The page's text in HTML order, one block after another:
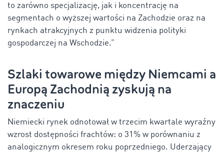
to zarówno specjalizację, jak i koncentrację na
segmentach o wyższej wartości na Zachodzie oraz na
rynkach atrakcyjnych z punktu widzenia polityki
gospodarczej na Wschodzie.”
Szlaki towarowe między Niemcami a
Europą Zachodnią zyskują na
znaczeniu
Niemiecki rynek odnotował w trzecim kwartale wyraźny
wzrost dostępności frachtów: o 31% w porównaniu z
analogicznym okresem roku poprzedniego. Uderzający